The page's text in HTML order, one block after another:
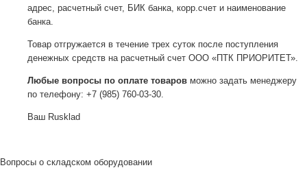
адрес, расчетный счет, БИК банка, корр.счет и наименование
банка.
Товар отгружается в течение трех суток после поступления
денежных средств на расчетный счет ООО «ПТК ПРИОРИТЕТ».
Любые вопросы по оплате товаров можно задать менеджеру
по телефону: +7 (985) 760-03-30.
Ваш Rusklad
Вопросы о складском оборудовании